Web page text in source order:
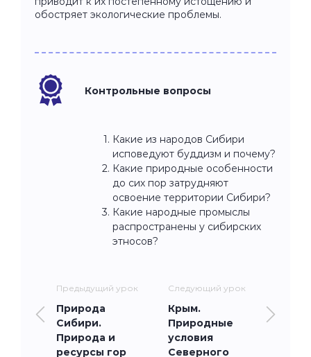
обостряет экологические проблемы.
Контрольные вопросы
Какие из народов Сибири
исповедуют буддизм и почему?
Какие природные особенности
до сих пор затрудняют
освоение территории Сибири?
Какие народные промыслы
распространены у сибирских
этносов?
Предыдущий урок
Природа
Сибири.
Природа и
ресурсы гор
Следующий урок
Крым.
Природные
условия
Северного